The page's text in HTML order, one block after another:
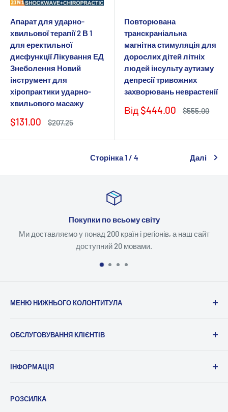
Апарат для ударно-
хвильової терапії 2 В 1
для еректильної
дисфункції Лікування ЕД
Знеболення Новий
інструмент для
хіропрактики ударно-
хвильового масажу
Ціна
$131.00
Звичайна
$207.25
Повторювана
транскраніальна
магнітна стимуляція для
дорослих дітей літніх
людей інсульту аутизму
депресії тривожних
захворювань неврастенії
Ціна
продажу
Від $444.00
Звичайна
$555.00
Сторінка 1 / 4 Далі
Покупки по всьому світу
Ми доставляємо у понад 200 країн і регіонів, а наш сайт
доступний 20 мовами.
МЕНЮ НИЖНЬОГО КОЛОНТИТУЛА
Повідомити про порушення
ОБСЛУГОВУВАННЯ КЛІЄНТІВ
Зв'яжіться з нами
MoneyGram
ІНФОРМАЦІЯ
Політика доставки
РОЗСИЛКА